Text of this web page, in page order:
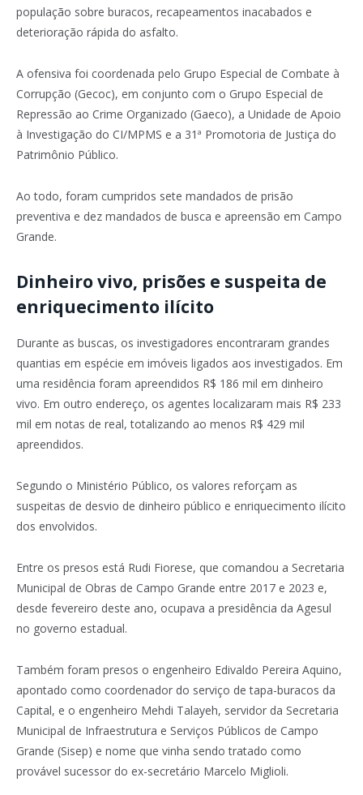
população sobre buracos, recapeamentos inacabados e
deterioração rápida do asfalto.
A ofensiva foi coordenada pelo Grupo Especial de Combate à
Corrupção (Gecoc), em conjunto com o Grupo Especial de
Repressão ao Crime Organizado (Gaeco), a Unidade de Apoio
à Investigação do CI/MPMS e a 31ª Promotoria de Justiça do
Patrimônio Público.
Ao todo, foram cumpridos sete mandados de prisão
preventiva e dez mandados de busca e apreensão em Campo
Grande.
Dinheiro vivo, prisões e suspeita de
enriquecimento ilícito
Durante as buscas, os investigadores encontraram grandes
quantias em espécie em imóveis ligados aos investigados. Em
uma residência foram apreendidos R$ 186 mil em dinheiro
vivo. Em outro endereço, os agentes localizaram mais R$ 233
mil em notas de real, totalizando ao menos R$ 429 mil
apreendidos.
Segundo o Ministério Público, os valores reforçam as
suspeitas de desvio de dinheiro público e enriquecimento ilícito
dos envolvidos.
Entre os presos está Rudi Fiorese, que comandou a Secretaria
Municipal de Obras de Campo Grande entre 2017 e 2023 e,
desde fevereiro deste ano, ocupava a presidência da Agesul
no governo estadual.
Também foram presos o engenheiro Edivaldo Pereira Aquino,
apontado como coordenador do serviço de tapa-buracos da
Capital, e o engenheiro Mehdi Talayeh, servidor da Secretaria
Municipal de Infraestrutura e Serviços Públicos de Campo
Grande (Sisep) e nome que vinha sendo tratado como
provável sucessor do ex-secretário Marcelo Miglioli.